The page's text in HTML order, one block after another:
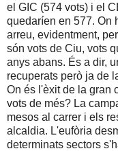
el GIC (574 vots) i el
quedaríen en 577. On
arreu, evidentment,
són vots de Ciu, vots
anys abans. És a dir,
recuperats però ja de
On és l'èxit de la gran
vots de més? La
mesos al carrer i els
alcaldia. L'eufòria
determinats sectors